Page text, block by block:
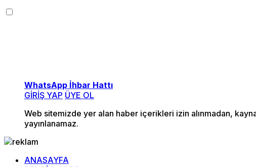
WhatsApp İhbar Hattı
GİRİŞ YAP ÜYE OL
Web sitemizde yer alan haber içerikleri izin alınmadan,
yayınlanamaz.
ANASAYFA